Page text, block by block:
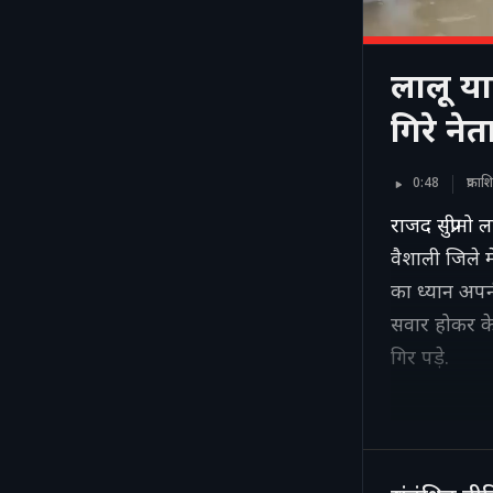
लालू
गिरे
0:48
राजद
वैशाली जिले
का ध्यान
सवार होकर
गिर पड़े.